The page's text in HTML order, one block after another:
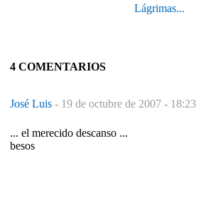
Lágrimas...
4 COMENTARIOS
José Luis - 19 de octubre de 2007 - 18:23
... el merecido descanso ...
besos